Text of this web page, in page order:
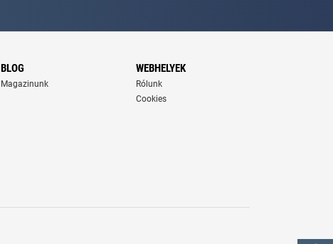
BLOG
Magazinunk
WEBHELYEK
Rólunk
Cookies